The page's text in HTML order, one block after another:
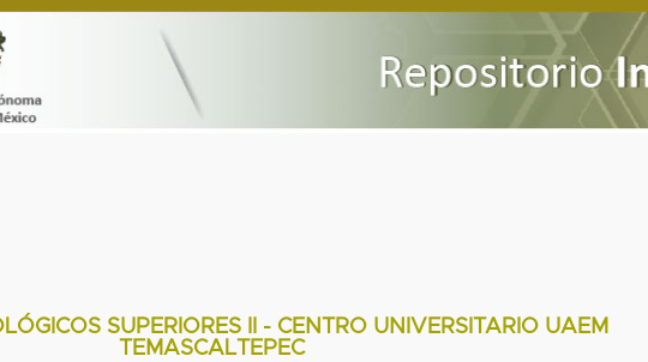
SUPERIORES II - CENTRO UNIVERSITARIO UAEM
TEMASCALTEPEC